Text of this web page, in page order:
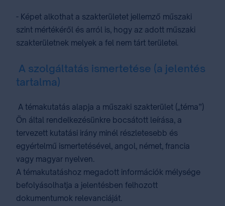
- Képet alkothat a szakterületet jellemző műszaki
szint mértékéről és arról is, hogy az adott műszaki
szakterületnek melyek a fel nem tárt területei.
A szolgáltatás ismertetése (a jelentés
tartalma)
A témakutatás alapja a műszaki szakterület („téma”)
Ön által rendelkezésünkre bocsátott leírása, a
tervezett kutatási irány minél részletesebb és
egyértelmű ismertetésével, angol, német, francia
vagy magyar nyelven.
A témakutatáshoz megadott információk mélysége
befolyásolhatja a jelentésben felhozott
dokumentumok relevanciáját.